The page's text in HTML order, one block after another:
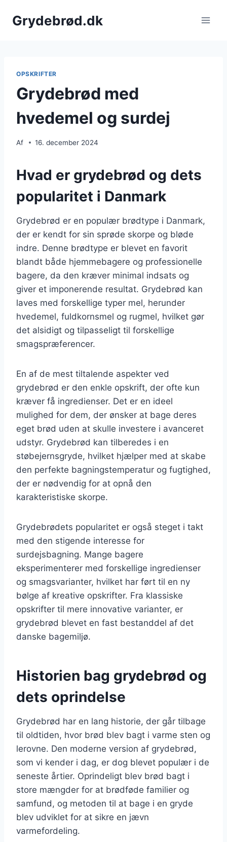
Grydebrød.dk
OPSKRIFTER
Grydebrød med
hvedemel og surdej
Af 16. december 2024
Hvad er grydebrød og dets
popularitet i Danmark
Grydebrød er en populær brødtype i Danmark,
der er kendt for sin sprøde skorpe og bløde
indre. Denne brødtype er blevet en favorit
blandt både hjemmebagere og professionelle
bagere, da den kræver minimal indsats og
giver et imponerende resultat. Grydebrød kan
laves med forskellige typer mel, herunder
hvedemel, fuldkornsmel og rugmel, hvilket gør
det alsidigt og tilpasseligt til forskellige
smagspræferencer.
En af de mest tiltalende aspekter ved
grydebrød er den enkle opskrift, der ofte kun
kræver få ingredienser. Det er en ideel
mulighed for dem, der ønsker at bage deres
eget brød uden at skulle investere i avanceret
udstyr. Grydebrød kan tilberedes i en
støbejernsgryde, hvilket hjælper med at skabe
den perfekte bagningstemperatur og fugtighed,
der er nødvendig for at opnå den
karakteristiske skorpe.
Grydebrødets popularitet er også steget i takt
med den stigende interesse for
surdejsbagning. Mange bagere
eksperimenterer med forskellige ingredienser
og smagsvarianter, hvilket har ført til en ny
bølge af kreative opskrifter. Fra klassiske
opskrifter til mere innovative varianter, er
grydebrød blevet en fast bestanddel af det
danske bagemiljø.
Historien bag grydebrød og
dets oprindelse
Grydebrød har en lang historie, der går tilbage
til oldtiden, hvor brød blev bagt i varme sten og
lerovne. Den moderne version af grydebrød,
som vi kender i dag, er dog blevet populær i de
seneste årtier. Oprindeligt blev brød bagt i
store mængder for at brødføde familier og
samfund, og metoden til at bage i en gryde
blev udviklet for at sikre en jævn
varmefordeling.